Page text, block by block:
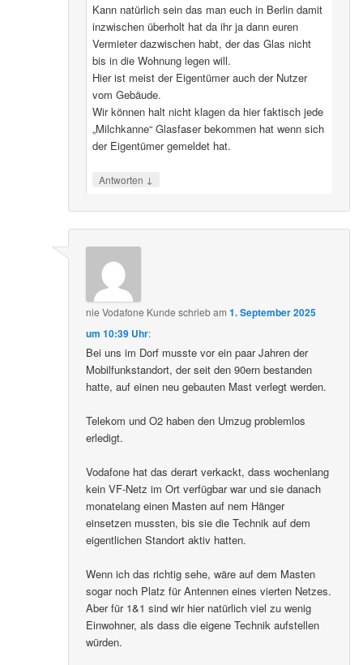
Kann natürlich sein das man euch in Berlin damit
inzwischen überholt hat da ihr ja dann euren
Vermieter dazwischen habt, der das Glas nicht
bis in die Wohnung legen will.
Hier ist meist der Eigentümer auch der Nutzer
vom Gebäude.
Wir können halt nicht klagen da hier faktisch jede
„Milchkanne“ Glasfaser bekommen hat wenn sich
der Eigentümer gemeldet hat.
Antworten ↓
nie Vodafone Kunde schriebam1. September 2025
um 10:39 Uhr:
Bei uns im Dorf musste vor ein paar Jahren der
Mobilfunkstandort, der seit den 90ern bestanden
hatte, auf einen neu gebauten Mast verlegt werden.
Telekom und O2 haben den Umzug problemlos
erledigt.
Vodafone hat das derart verkackt, dass wochenlang
kein VF-Netz im Ort verfügbar war und sie danach
monatelang einen Masten auf nem Hänger
einsetzen mussten, bis sie die Technik auf dem
eigentlichen Standort aktiv hatten.
Wenn ich das richtig sehe, wäre auf dem Masten
sogar noch Platz für Antennen eines vierten Netzes.
Aber für 1&1 sind wir hier natürlich viel zu wenig
Einwohner, als dass die eigene Technik aufstellen
würden.